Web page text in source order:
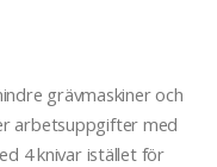
grävmaskiner och
arbetsuppgifter med
4 knivar istället för